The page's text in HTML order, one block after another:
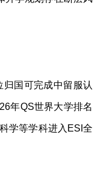
国可完成中留服认
年QS世界大学排名
学等学科进入ESI全